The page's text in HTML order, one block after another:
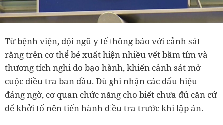
Từ bệnh viện, đội ngũ y tế thông báo với cảnh sát
rằng trên cơ thể bé xuất hiện nhiều vết bầm tím và
thương tích nghi do bạo hành, khiến cảnh sát mở
cuộc điều tra ban đầu. Dù ghi nhận các dấu hiệu
đáng ngờ, cơ quan chức năng cho biết chưa đủ căn cứ
để khởi tố nên tiến hành điều tra trước khi lập án.